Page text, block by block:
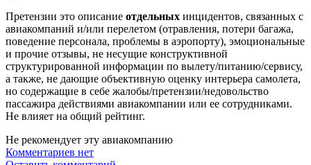
Претензии это описание отдельных инцидентов, связанных с
авиакомпаний и/или перелетом (отравления, потери багажа,
поведение персонала, проблемы в аэропорту), эмоциональные
и прочие отзывы, не несущие конструктивной
структурированной информации по вылету/питанию/сервису,
а также, не дающие объективную оценку интерьера самолета,
но содержащие в себе жалобы/претензии/недовольство
пассажира действиями авиакомпании или ее сотрудниками.
Не влияет на общий рейтинг.
Не рекомендует эту авиакомпанию
Комментариев нет